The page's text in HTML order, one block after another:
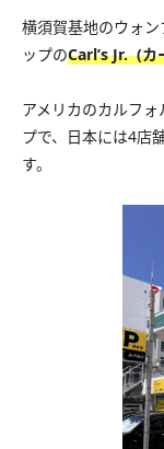
横須賀基地のウォ
ップのCarl’s Jr. (カ
アメリカのカルフ
プで、日本には4店
す。